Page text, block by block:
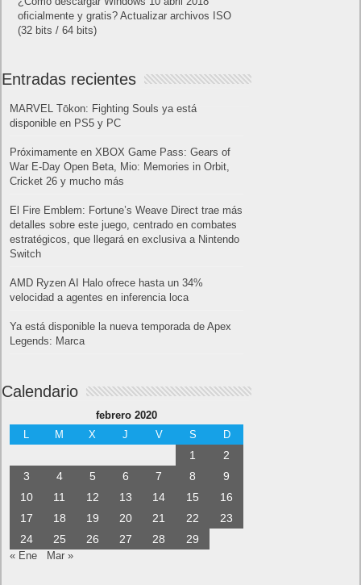
oficialmente y gratis? Actualizar archivos ISO
(32 bits / 64 bits)
Entradas recientes
MARVEL Tōkon: Fighting Souls ya está
disponible en PS5 y PC
Próximamente en XBOX Game Pass: Gears of
War E-Day Open Beta, Mio: Memories in Orbit,
Cricket 26 y mucho más
El Fire Emblem: Fortune’s Weave Direct trae más
detalles sobre este juego, centrado en combates
estratégicos, que llegará en exclusiva a Nintendo
Switch
AMD Ryzen AI Halo ofrece hasta un 34%
velocidad a agentes en inferencia loca
Ya está disponible la nueva temporada de Apex
Legends: Marca
Calendario
febrero 2020
L
M X J V S D
1
2
3
4 5 6 7 8
9
10
11 12 13 14 15
16
17
18 19 20 21 22
23
24
25 26 27 28 29
« Ene Mar »